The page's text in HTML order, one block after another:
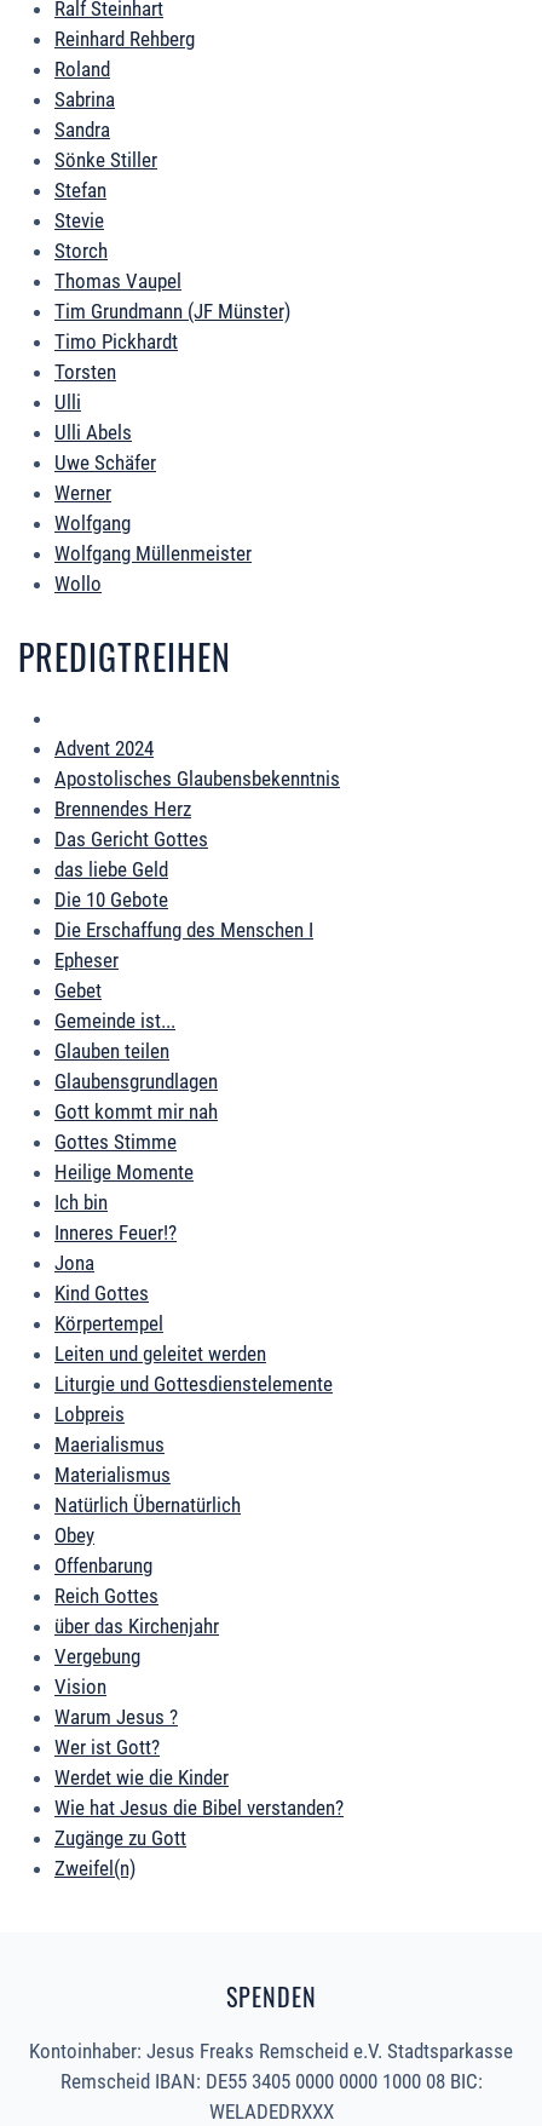
Ralf Steinhart
Reinhard Rehberg
Roland
Sabrina
Sandra
Sönke Stiller
Stefan
Stevie
Storch
Thomas Vaupel
Tim Grundmann (JF Münster)
Timo Pickhardt
Torsten
Ulli
Ulli Abels
Uwe Schäfer
Werner
Wolfgang
Wolfgang Müllenmeister
Wollo
PREDIGTREIHEN
Advent 2024
Apostolisches Glaubensbekenntnis
Brennendes Herz
Das Gericht Gottes
das liebe Geld
Die 10 Gebote
Die Erschaffung des Menschen I
Epheser
Gebet
Gemeinde ist...
Glauben teilen
Glaubensgrundlagen
Gott kommt mir nah
Gottes Stimme
Heilige Momente
Ich bin
Inneres Feuer!?
Jona
Kind Gottes
Körpertempel
Leiten und geleitet werden
Liturgie und Gottesdienstelemente
Lobpreis
Maerialismus
Materialismus
Natürlich Übernatürlich
Obey
Offenbarung
Reich Gottes
über das Kirchenjahr
Vergebung
Vision
Warum Jesus ?
Wer ist Gott?
Werdet wie die Kinder
Wie hat Jesus die Bibel verstanden?
Zugänge zu Gott
Zweifel(n)
SPENDEN
Kontoinhaber: Jesus Freaks Remscheid e.V. Stadtsparkasse
Remscheid IBAN: DE55 3405 0000 0000 1000 08 BIC:
WELADEDRXXX